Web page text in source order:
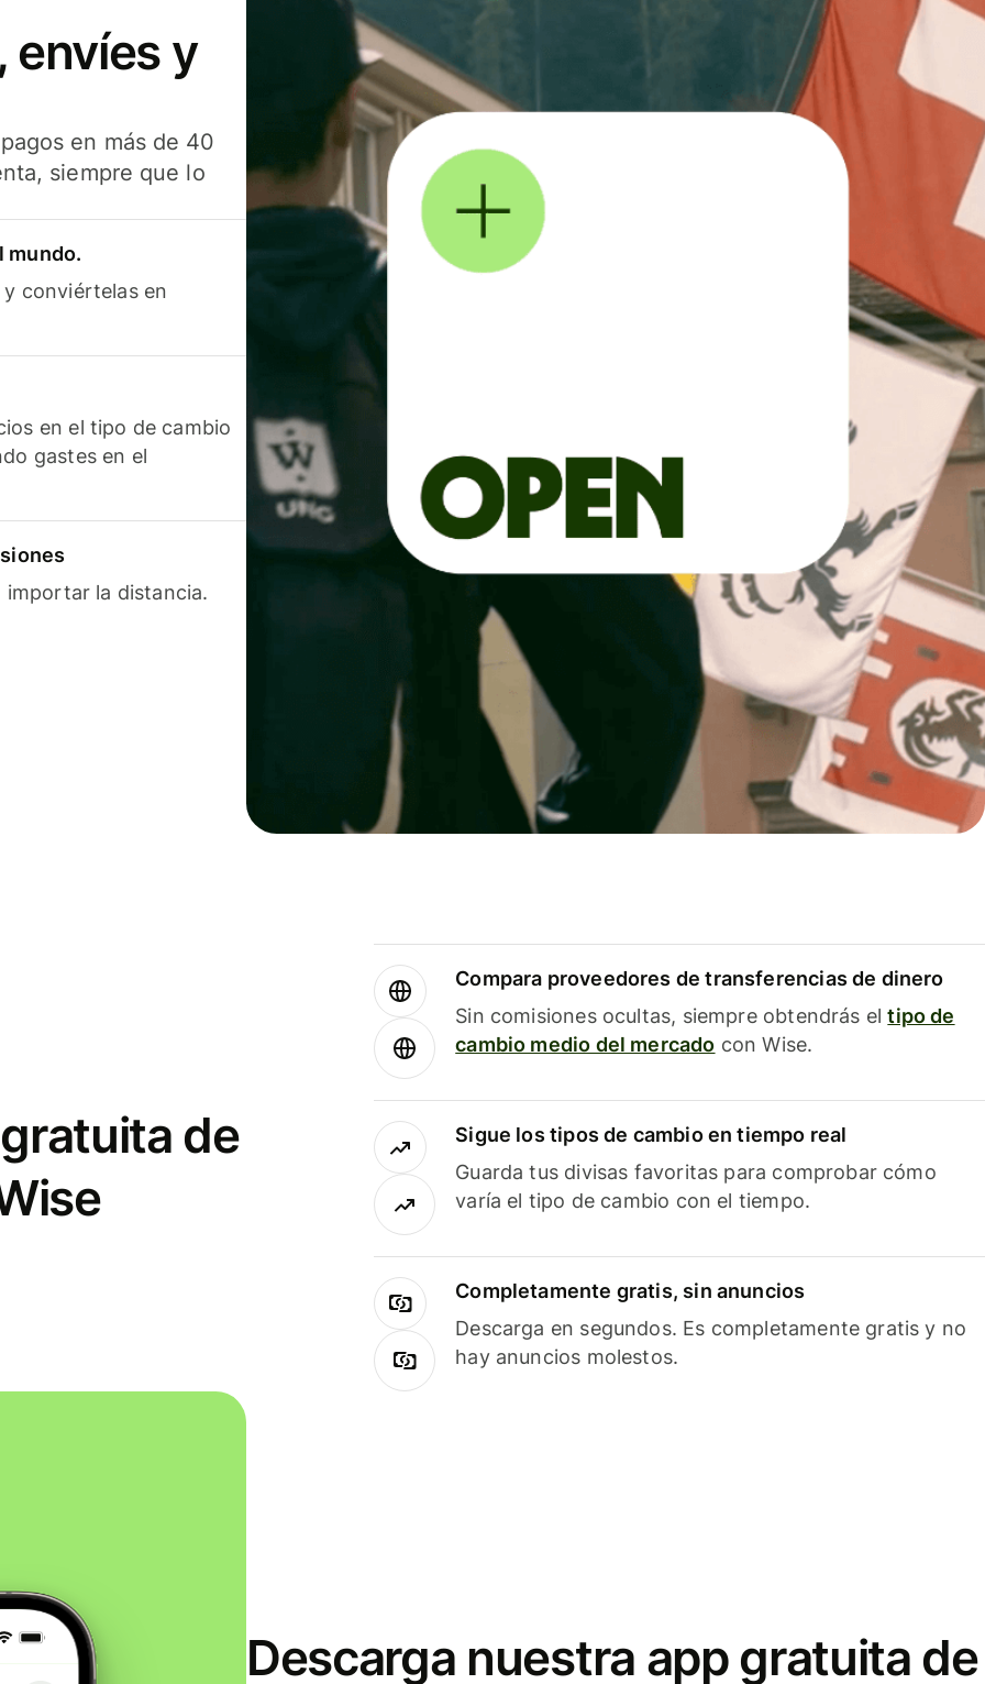
envíes y
en más de 40
siempre que lo
mundo.
conviértelas en
en el tipo de cambio
gastes en el
importar la distancia.
de
Compara proveedores de transferencias de dinero
Sin comisiones ocultas, siempre obtendrás eltipo de
cambio medio del mercado con Wise.
Sigue los tipos de cambio en tiempo real
Guarda tus divisas favoritas para comprobar cómo
varía el tipo de cambio con el tiempo.
Completamente gratis, sin anuncios
Descarga en segundos. Es completamente gratis y no
hay anuncios molestos.
Descarga nuestra app gratuita de